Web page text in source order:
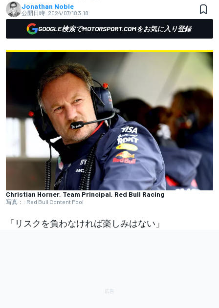
Jonathan Noble
公開日時: 2024/07/18 3:18
GOOGLE検索でMOTORSPORT.COMをお気に入り登録
Christian Horner, Team Principal, Red Bull Racing
写真：: Red Bull Content Pool
「リスクを負わなければ楽しみはない」